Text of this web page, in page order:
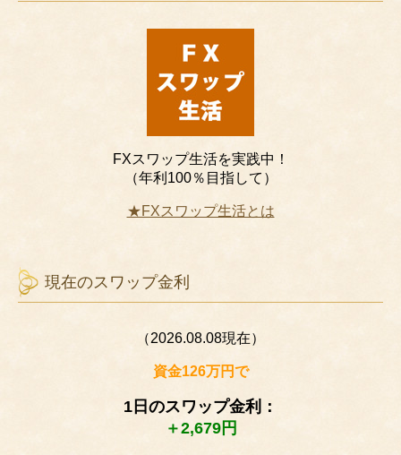
FXスワップ生活を実践中！
（年利100％目指して）
★FXスワップ生活とは
現在のスワップ金利
（2026.08.08現在）
資金126万円で
1日のスワップ金利：
＋2,679円